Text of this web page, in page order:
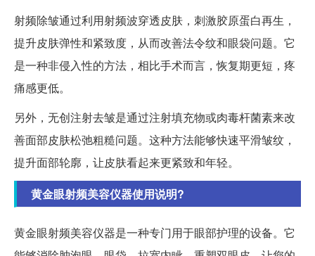
射频除皱通过利用射频波穿透皮肤，刺激胶原蛋白再生，
提升皮肤弹性和紧致度，从而改善法令纹和眼袋问题。它
是一种非侵入性的方法，相比手术而言，恢复期更短，疼
痛感更低。
另外，无创注射去皱是通过注射填充物或肉毒杆菌素来改
善面部皮肤松弛粗糙问题。这种方法能够快速平滑皱纹，
提升面部轮廓，让皮肤看起来更紧致和年轻。
黄金眼射频美容仪器使用说明?
黄金眼射频美容仪器是一种专门用于眼部护理的设备。它